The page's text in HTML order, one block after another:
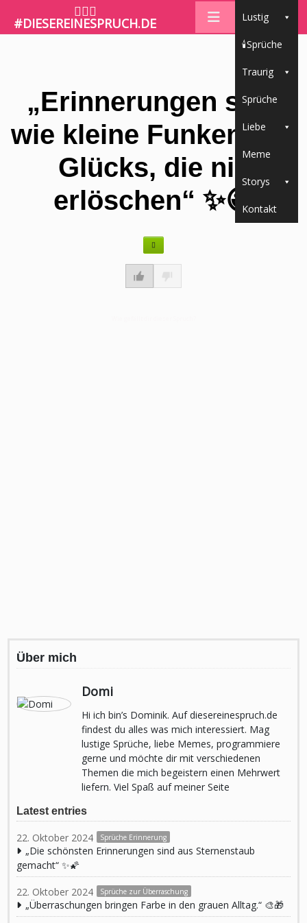
🤷🏼‍♀️
#DIESEREINESPRUCH.DE Lustig
🕯Sprüche
Traurig
Sprüche
Liebe
Meme
Storys
Kontakt
„Erinnerungen sind
wie kleine Funken des
Glücks, die nie
erlöschen“ ✨😃
Über mich
Domi
Hi ich bin’s Dominik. Auf diesereinespruch.de
findest du alles was mich interessiert. Mag
lustige Sprüche, liebe Memes, programmiere
gerne und möchte dir mit verschiedenen
Themen die mich begeistern einen Mehrwert
liefern. Viel Spaß auf meiner Seite
Latest entries
22. Oktober 2024 Sprüche Erinnerung
„Die schönsten Erinnerungen sind aus Sternenstaub
gemacht“ ✨🌠
22. Oktober 2024 Sprüche zur Überraschung
„Überraschungen bringen Farbe in den grauen Alltag.“ 🎨🎁